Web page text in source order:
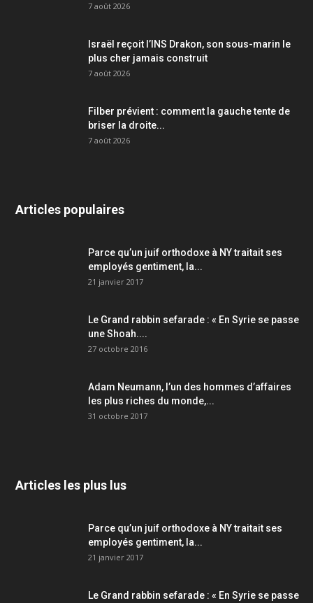
7 août 2026
Israël reçoit l’INS Drakon, son sous-marin le
plus cher jamais construit
7 août 2026
Filber prévient : comment la gauche tente de
briser la droite...
7 août 2026
Articles populaires
Parce qu’un juif orthodoxe à NY traitait ses
employés gentiment, la...
21 janvier 2017
Le Grand rabbin sefarade : « En Syrie se passe
une Shoah....
27 octobre 2016
Adam Neumann, l’un des hommes d’affaires
les plus riches du monde,...
31 octobre 2017
Articles les plus lus
Parce qu’un juif orthodoxe à NY traitait ses
employés gentiment, la...
21 janvier 2017
Le Grand rabbin sefarade : « En Syrie se passe